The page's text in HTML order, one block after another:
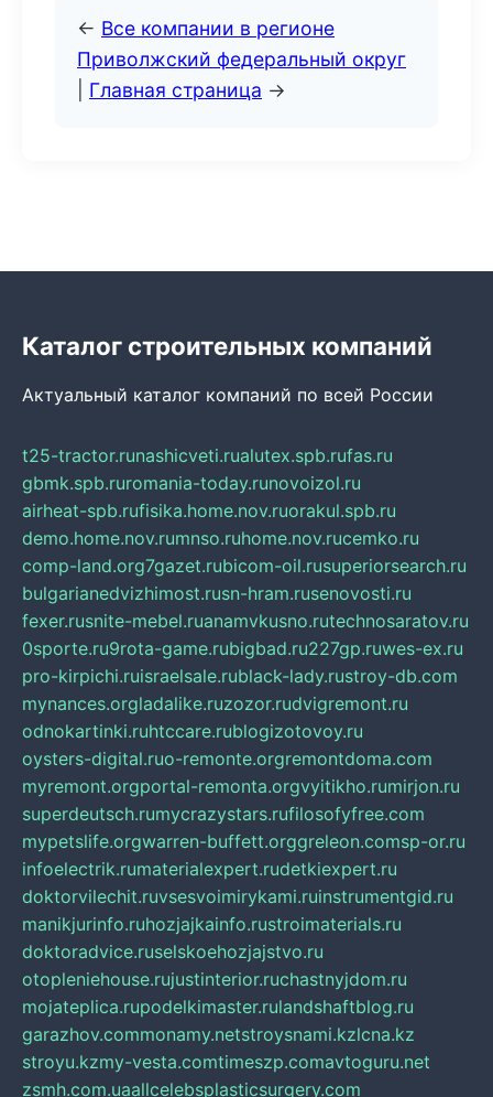
← Все компании в регионе
Приволжский федеральный округ
Главная страница →
Каталог строительных компаний
Актуальный каталог компаний по всей России
t25-tractor.runashicveti.rualutex.spb.rufas.ru
gbmk.spb.ruromania-today.runovoizol.ru
airheat-spb.rufisika.home.nov.ruorakul.spb.ru
demo.home.nov.rumnso.ruhome.nov.rucemko.ru
comp-land.org7gazet.rubicom-oil.rusuperiorsearch.ru
bulgarianedvizhimost.rusn-hram.rusenovosti.ru
fexer.rusnite-mebel.ruanamvkusno.rutechnosaratov.ru
0sporte.ru9rota-game.rubigbad.ru227gp.ruwes-ex.ru
pro-kirpichi.ruisraelsale.rublack-lady.rustroy-db.com
mynances.orgladalike.ruzozor.rudvigremont.ru
odnokartinki.ruhtccare.rublogizotovoy.ru
oysters-digital.ruo-remonte.orgremontdoma.com
myremont.orgportal-remonta.orgvyitikho.rumirjon.ru
superdeutsch.rumycrazystars.rufilosofyfree.com
mypetslife.orgwarren-buffett.orggreleon.comsp-or.ru
infoelectrik.rumaterialexpert.rudetkiexpert.ru
doktorvilechit.ruvsesvoimirykami.ruinstrumentgid.ru
manikjurinfo.ruhozjajkainfo.rustroimaterials.ru
doktoradvice.ruselskoehozjajstvo.ru
otopleniehouse.rujustinterior.ruchastnyjdom.ru
mojateplica.rupodelkimaster.rulandshaftblog.ru
garazhov.commonamy.netstroysnami.kzlcna.kz
stroyu.kzmy-vesta.comtimeszp.comavtoguru.net
zsmh.com.uaallcelebsplasticsurgery.com